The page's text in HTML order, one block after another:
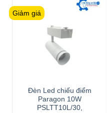
Giảm giá
Đèn Led chiếu điểm
Paragon 10W
PSLTT10L/30,